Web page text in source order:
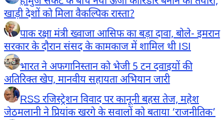
खाड़ी देशों को मिला वैकल्पिक रास्ता?
पाक रक्षा मंत्री ख्वाजा आसिफ का बड़ा दावा, बोले- इमरान
सरकार के दौरान संसद के कामकाज में शामिल थी ISI
भारत ने अफगानिस्तान को भेजी 5 टन दवाइयों की
अतिरिक्त खेप, मानवीय सहायता अभियान जारी
RSS रजिस्ट्रेशन विवाद पर कानूनी बहस तेज, महेश
जेठमलानी ने प्रियांक खरगे के सवालों को बताया ‘राजनीतिक’